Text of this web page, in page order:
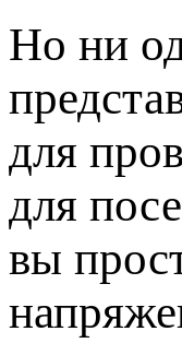
Но ни
для
для
вы